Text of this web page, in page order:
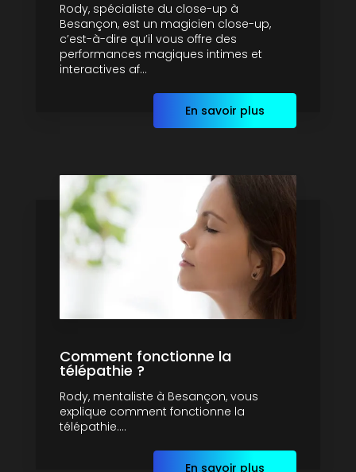
Rody, spécialiste du close-up à
Besançon, est un magicien close-up,
c’est-à-dire qu’il vous offre des
performances magiques intimes et
interactives af...
En savoir plus
Comment fonctionne la
télépathie ?
Rody, mentaliste à Besançon, vous
explique comment fonctionne la
télépathie....
En savoir plus